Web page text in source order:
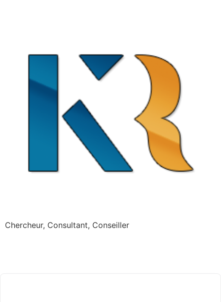
Chercheur, Consultant, Conseiller